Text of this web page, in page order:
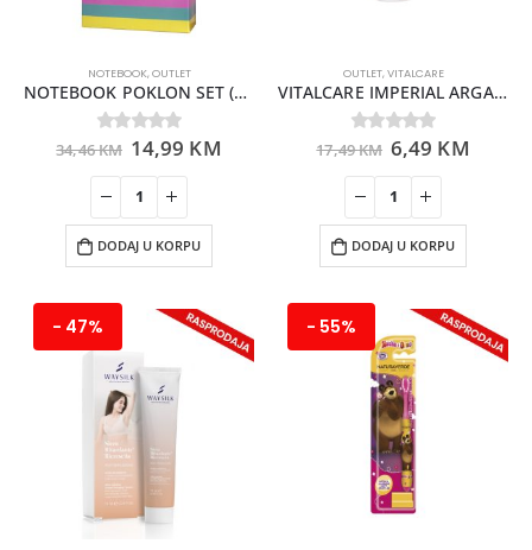
NOTEBOOK,OUTLET
NOTEBOOK POKLON SET (EDT 100ML+DIVA DEO 100ML)
0out of 5
34,46KM 14,99 KM
DODAJ U KORPU
OUTLET,VITALCARE
VITALCARE IMPERIAL ARGAN KRISTALI ZA KOSU 100ML
0out of 5
17,49KM 6,49 KM
DODAJ U KORPU
- 47% - 55%